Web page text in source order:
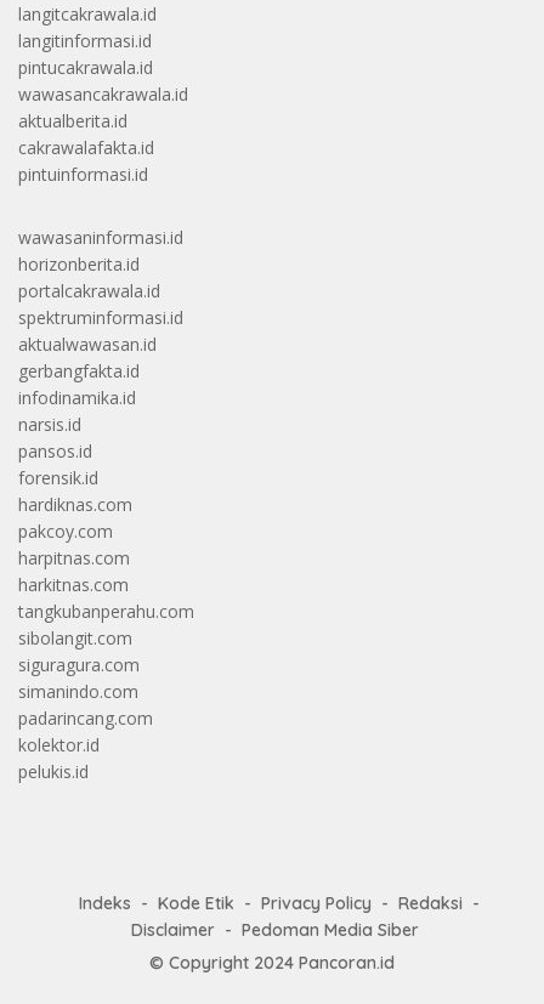
langitcakrawala.id
langitinformasi.id
pintucakrawala.id
wawasancakrawala.id
aktualberita.id
cakrawalafakta.id
pintuinformasi.id
wawasaninformasi.id
horizonberita.id
portalcakrawala.id
spektruminformasi.id
aktualwawasan.id
gerbangfakta.id
infodinamika.id
narsis.id
pansos.id
forensik.id
hardiknas.com
pakcoy.com
harpitnas.com
harkitnas.com
tangkubanperahu.com
sibolangit.com
siguragura.com
simanindo.com
padarincang.com
kolektor.id
pelukis.id
Indeks Kode Etik Privacy Policy
Redaksi
Disclaimer
Pedoman Media Siber
© Copyright 2024 Pancoran.id